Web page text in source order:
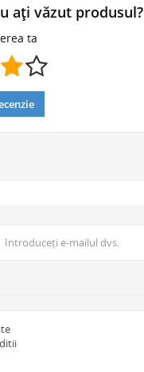
ați văzut produsul?
ta